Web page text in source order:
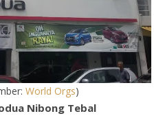
World Orgs)
Nibong Tebal